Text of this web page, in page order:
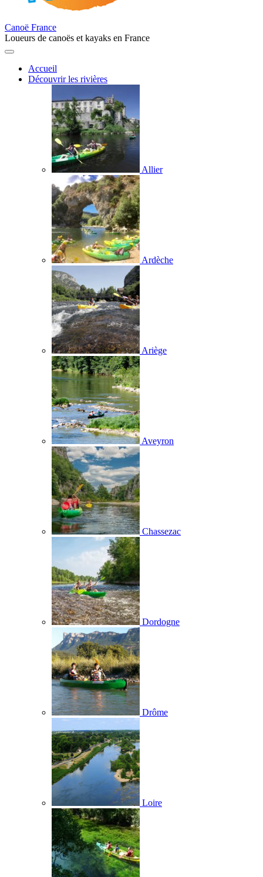
Canoë France
Loueurs de canoës et kayaks en France
Accueil
Découvrir les rivières
Allier
Ardèche
Ariège
Aveyron
Chassezac
Dordogne
Drôme
Loire